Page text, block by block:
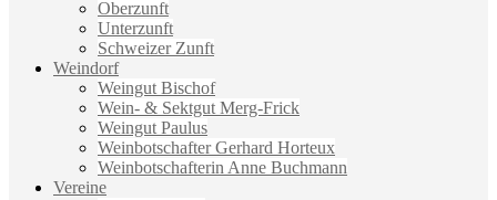
Oberzunft
Unterzunft
Schweizer Zunft
Weindorf
Weingut Bischof
Wein- & Sektgut Merg-Frick
Weingut Paulus
Weinbotschafter Gerhard Horteux
Weinbotschafterin Anne Buchmann
Vereine